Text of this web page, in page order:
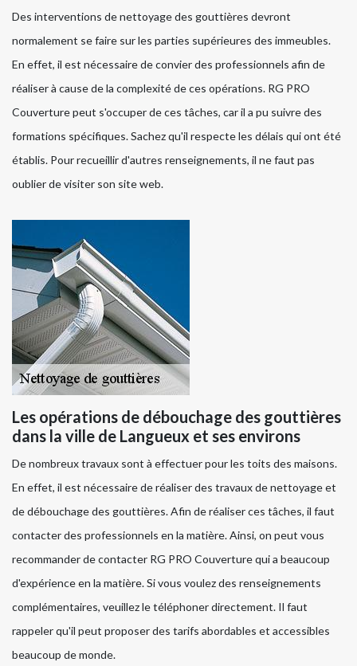
Des interventions de nettoyage des gouttières devront
normalement se faire sur les parties supérieures des immeubles.
En effet, il est nécessaire de convier des professionnels afin de
réaliser à cause de la complexité de ces opérations. RG PRO
Couverture peut s'occuper de ces tâches, car il a pu suivre des
formations spécifiques. Sachez qu'il respecte les délais qui ont été
établis. Pour recueillir d'autres renseignements, il ne faut pas
oublier de visiter son site web.
Les opérations de débouchage des gouttières
dans la ville de Langueux et ses environs
De nombreux travaux sont à effectuer pour les toits des maisons.
En effet, il est nécessaire de réaliser des travaux de nettoyage et
de débouchage des gouttières. Afin de réaliser ces tâches, il faut
contacter des professionnels en la matière. Ainsi, on peut vous
recommander de contacter RG PRO Couverture qui a beaucoup
d'expérience en la matière. Si vous voulez des renseignements
complémentaires, veuillez le téléphoner directement. Il faut
rappeler qu'il peut proposer des tarifs abordables et accessibles
beaucoup de monde.